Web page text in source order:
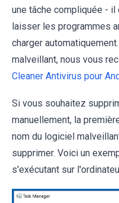
une tâche compliquée -
laisser les programmes
charger
malveillant, nous vous
Cleaner Antivirus pour
Si vous souhaitez
manuellement, la
nom du logiciel
supprimer. Voici un
s'exécutant sur